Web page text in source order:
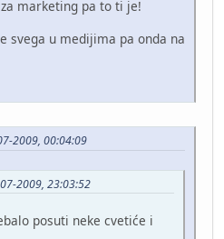
marketing pa to ti je!
svega u medijima pa onda na
2009, 00:04:09
2009, 23:03:52
posuti neke cvetiće i